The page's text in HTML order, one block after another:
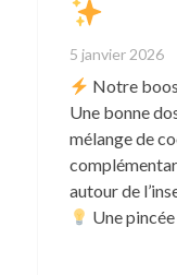
5 janvier 2026
Notre
Une bonne
mélange de
autour de
Une